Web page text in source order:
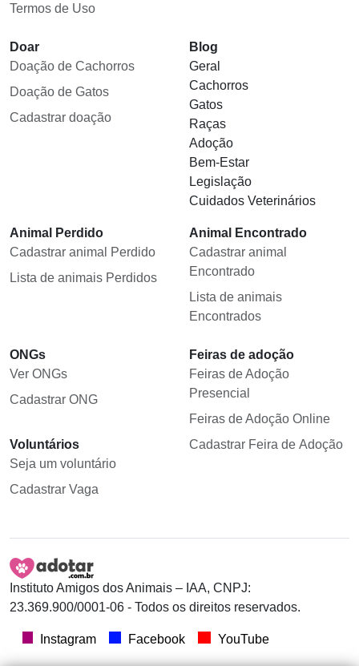
Termos de Uso
Doar
Doação de Cachorros
Doação de Gatos
Cadastrar doação
Blog
Geral
Cachorros
Gatos
Raças
Adoção
Bem-Estar
Legislação
Cuidados Veterinários
Animal Perdido
Cadastrar animal Perdido
Lista de animais Perdidos
Animal Encontrado
Cadastrar animal
Encontrado
Lista de animais
Encontrados
ONGs
Ver ONGs
Cadastrar ONG
Voluntários
Seja um voluntário
Cadastrar Vaga
Feiras de adoção
Feiras de Adoção
Presencial
Feiras de Adoção Online
Cadastrar Feira de Adoção
Instituto Amigos dos Animais – IAA, CNPJ:
23.369.900/0001-06 - Todos os direitos reservados.
Instagram Facebook YouTube